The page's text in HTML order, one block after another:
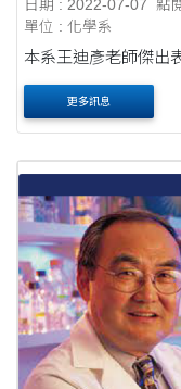
日期 : 2022-07-07
點
單位 : 化學系
本系王迪彥老師傑出
更多訊息